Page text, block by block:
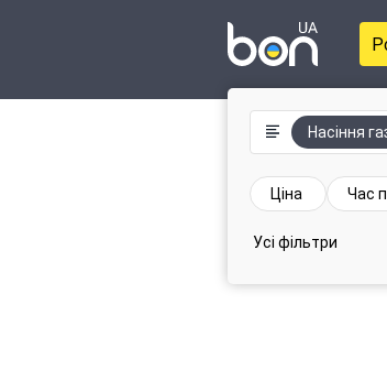
Насіння
Ціна Час
Усі фільтри